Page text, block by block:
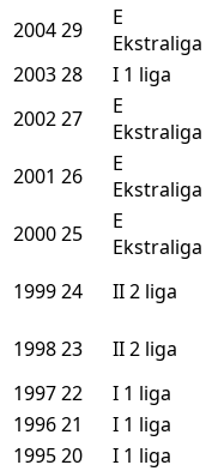
200429
E
Ekstraliga
200328 I 1 liga
200227
E
Ekstraliga
2001 26
E
Ekstraliga
200025
E
Ekstraliga
199924 II2 liga
199823 II2 liga
199722 I 1 liga
199621 I 1 liga
199520 I 1 liga